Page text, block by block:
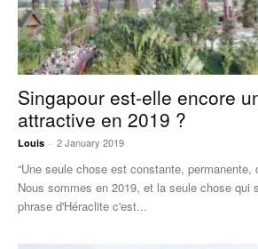
Singapour est-elle encore
attractive en 2019 ?
Louis - 2 January 2019
“Une seule chose est constante, permanente,
Nous sommes en 2019, et la seule chose qui
phrase d'Héraclite c'est...